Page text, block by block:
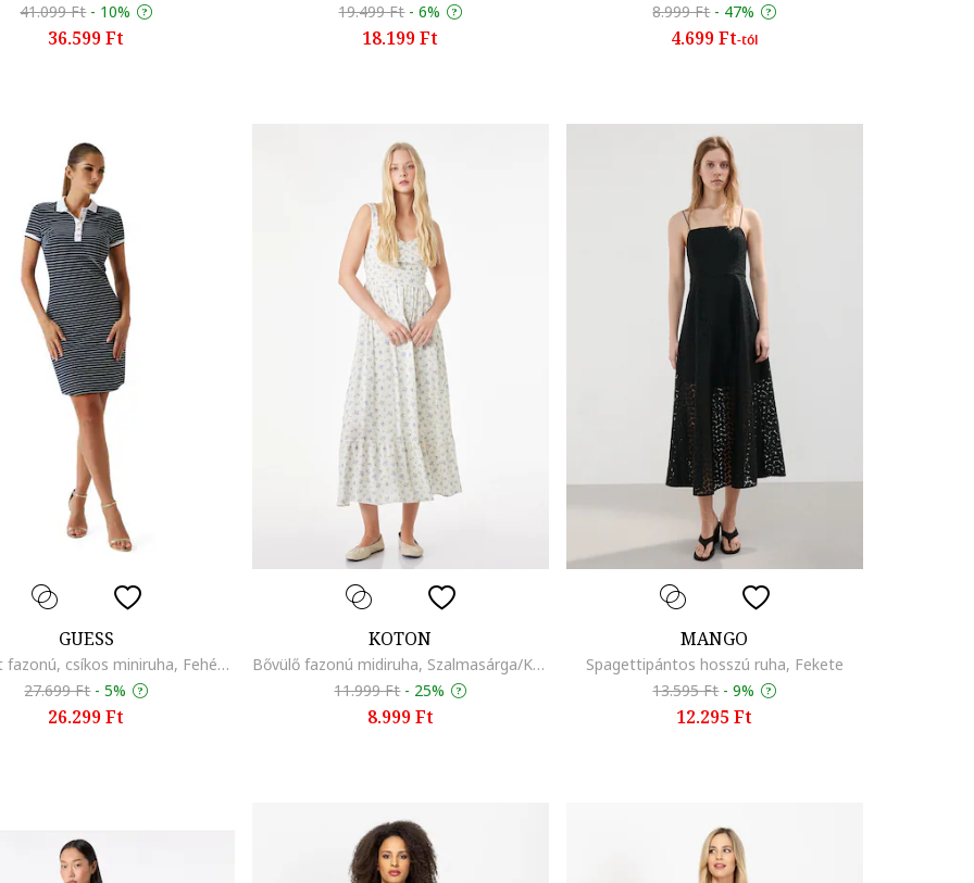
41.099 Ft - 10%
36.599 Ft
19.499 Ft -6%
18.199 Ft
8.999 Ft - 47%
4.699 Ft-tól
GUESS
Szűkített fazonú, csíkos miniruha, Fehér/Tengerészkék
27.699 Ft -5%
26.299 Ft
KOTON
Bővülő fazonú midiruha, Szalmasárga/Kék
11.999 Ft - 25%
8.999 Ft
MANGO
Spagettipántos hosszú ruha, Fekete
13.595 Ft -9%
12.295 Ft